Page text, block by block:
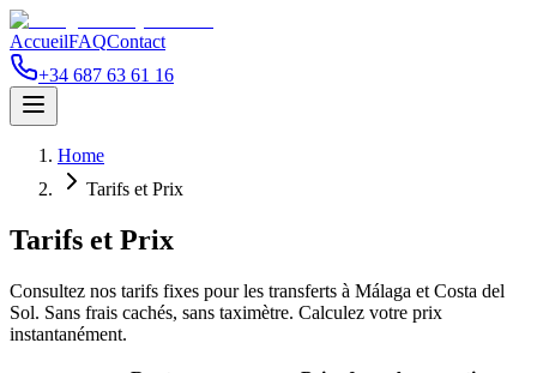
AccueilFAQContact
+34 687 63 61 16
Home
Tarifs et Prix
Tarifs et Prix
Consultez nos tarifs fixes pour les transferts à Málaga et Costa del
Sol. Sans frais cachés, sans taximètre. Calculez votre prix
instantanément.